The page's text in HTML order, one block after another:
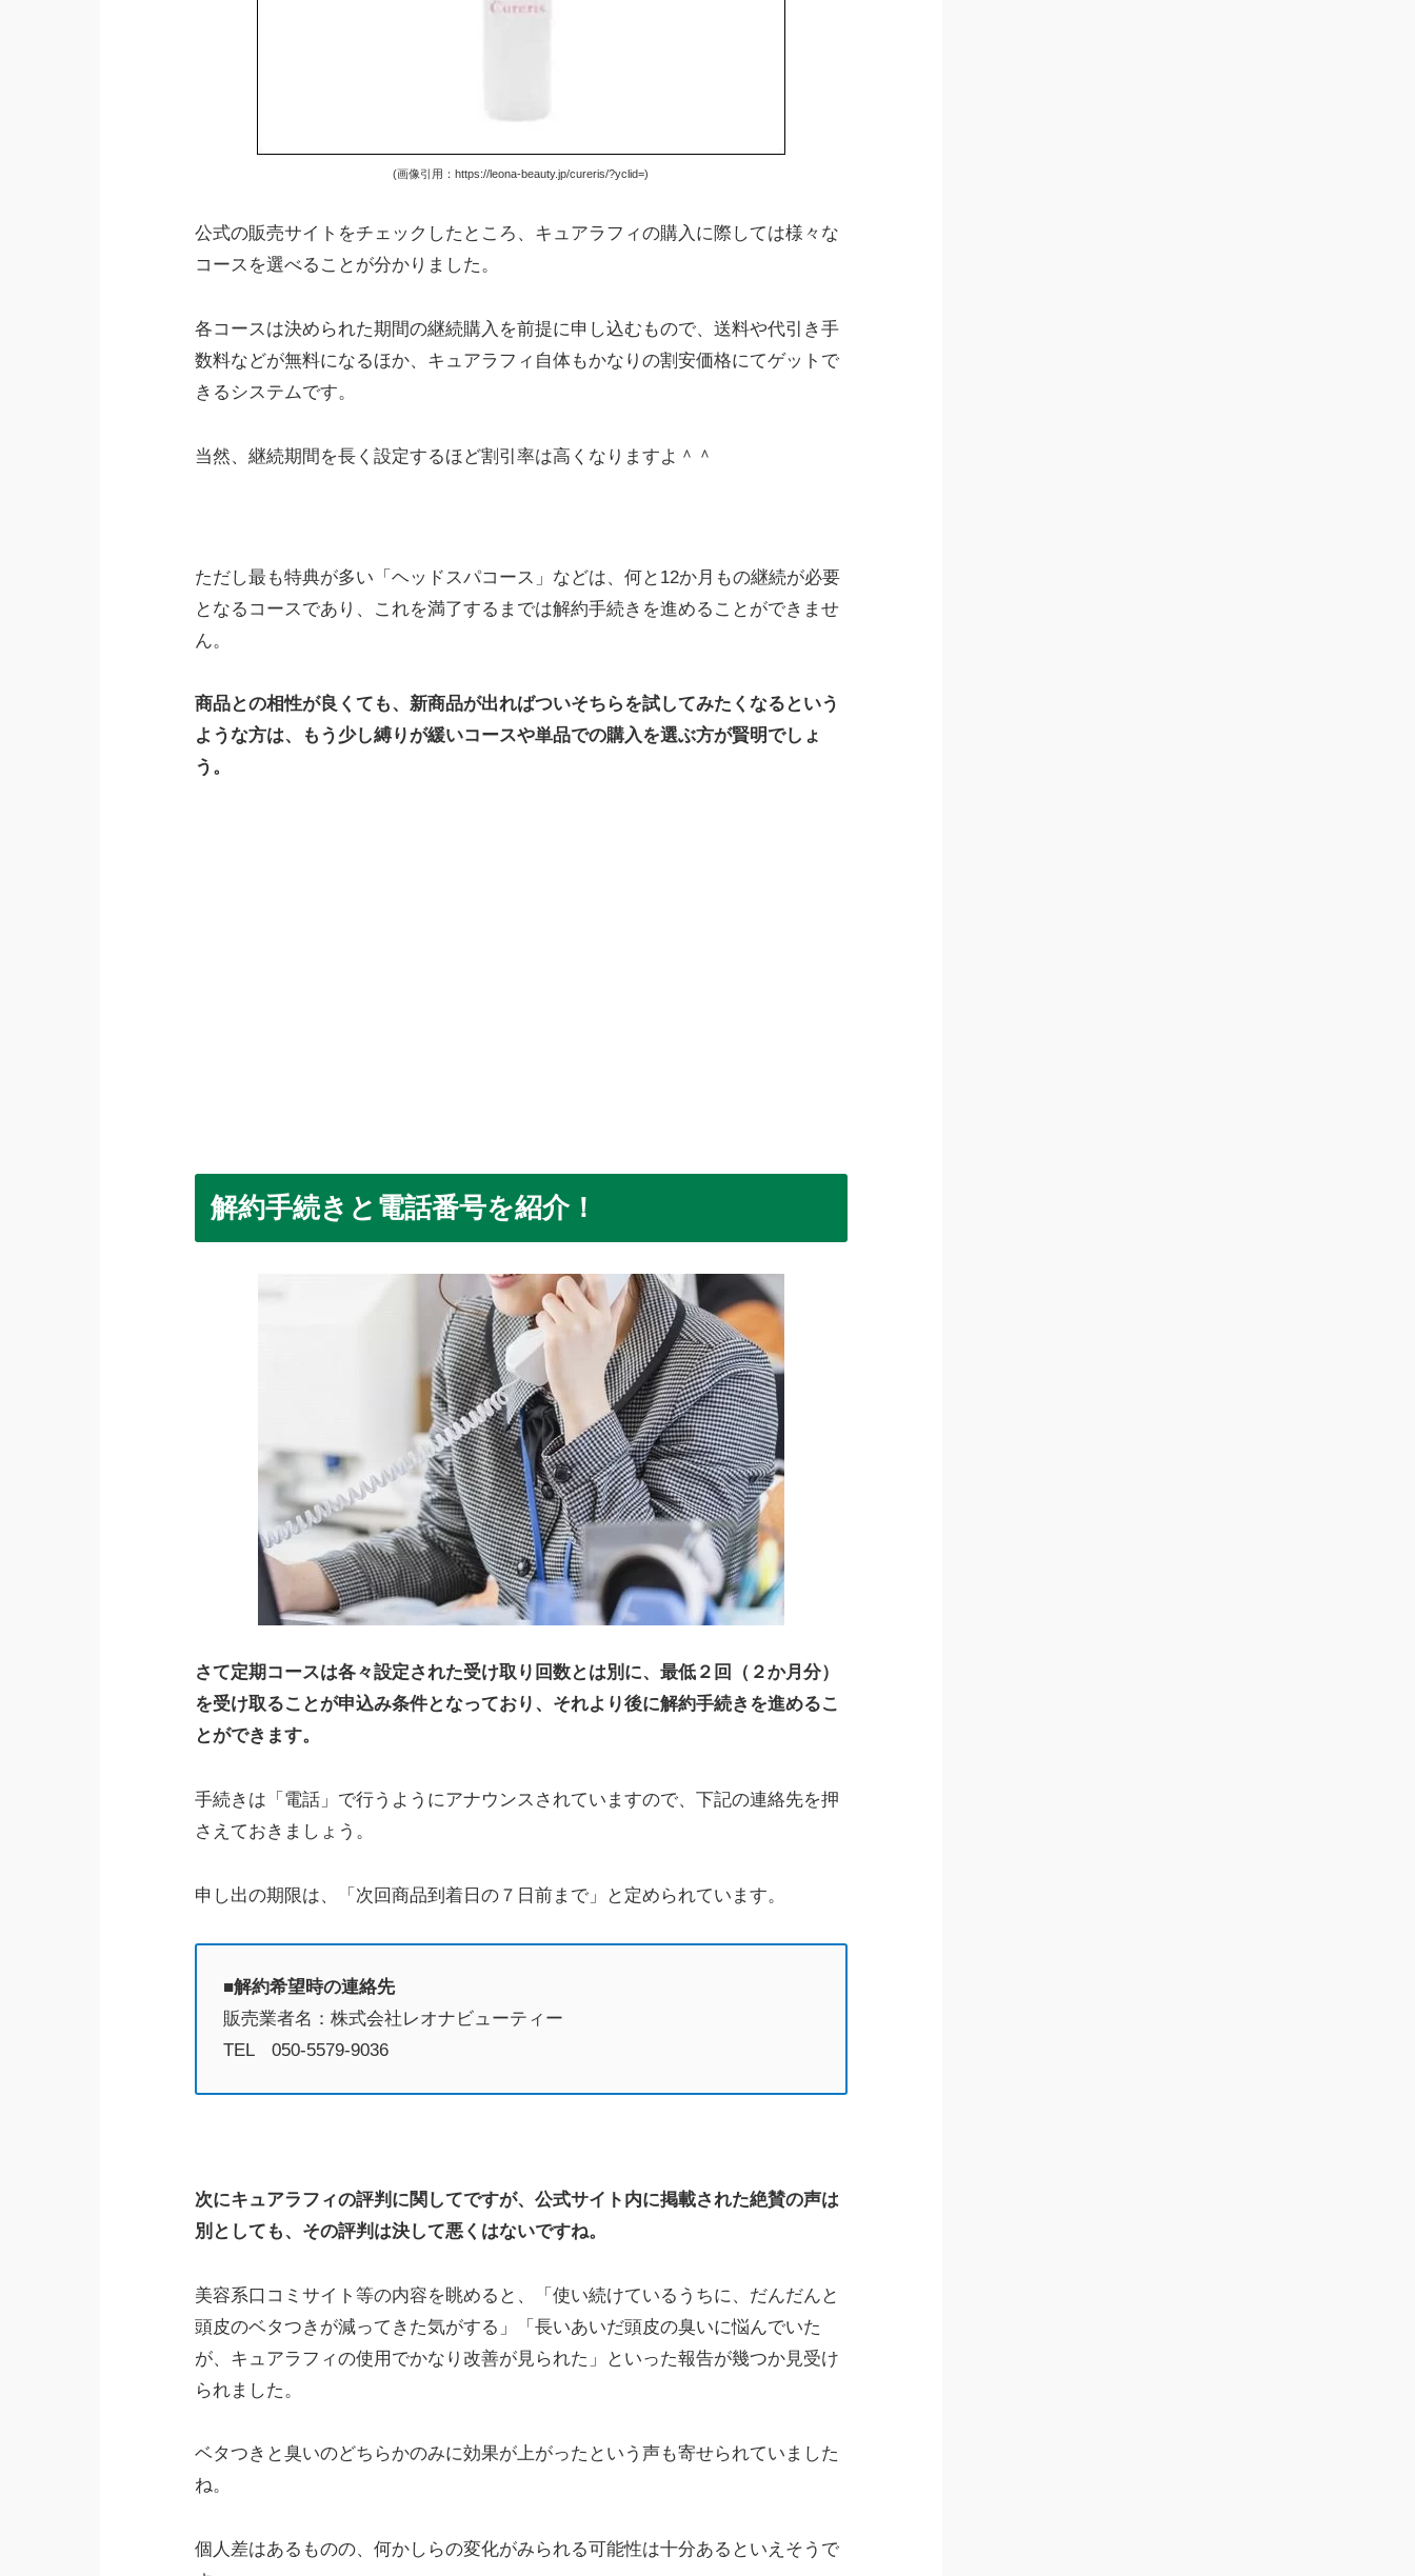
(画像引用：https://leona-beauty.jp/cureris/?yclid=)
公式の販売サイトをチェックしたところ、キュアラフィの購入に際しては様々な
コースを選べることが分かりました。
各コースは決められた期間の継続購入を前提に申し込むもので、送料や代引き手
数料などが無料になるほか、キュアラフィ自体もかなりの割安価格にてゲットで
きるシステムです。
当然、継続期間を長く設定するほど割引率は高くなりますよ＾＾
ただし最も特典が多い「ヘッドスパコース」などは、何と12か月もの継続が必要
となるコースであり、これを満了するまでは解約手続きを進めることができませ
ん。
商品との相性が良くても、新商品が出ればついそちらを試してみたくなるという
ような方は、もう少し縛りが緩いコースや単品での購入を選ぶ方が賢明でしょ
う。
解約手続きと電話番号を紹介！
さて定期コースは各々設定された受け取り回数とは別に、最低２回（２か月分）
を受け取ることが申込み条件となっており、それより後に解約手続きを進めるこ
とができます。
手続きは「電話」で行うようにアナウンスされていますので、下記の連絡先を押
さえておきましょう。
申し出の期限は、「次回商品到着日の７日前まで」と定められています。
■解約希望時の連絡先
販売業者名：株式会社レオナビューティー
TEL 050-5579-9036
次にキュアラフィの評判に関してですが、公式サイト内に掲載された絶賛の声は
別としても、その評判は決して悪くはないですね。
美容系口コミサイト等の内容を眺めると、「使い続けているうちに、だんだんと
頭皮のベタつきが減ってきた気がする」「長いあいだ頭皮の臭いに悩んでいた
が、キュアラフィの使用でかなり改善が見られた」といった報告が幾つか見受け
られました。
ベタつきと臭いのどちらかのみに効果が上がったという声も寄せられていました
ね。
個人差はあるものの、何かしらの変化がみられる可能性は十分あるといえそうで